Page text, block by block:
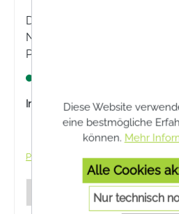
Die RespiPro® FFP2
Nanofaser bietet effektiven
Partikeln und Tröpfchen. Die
Inhalt: 3 Stück
Preise inkl. MwSt. zzgl.
Details
Diese Website
eine bestmögliche
können. Mehr
Alle Cookies
Nur technisch